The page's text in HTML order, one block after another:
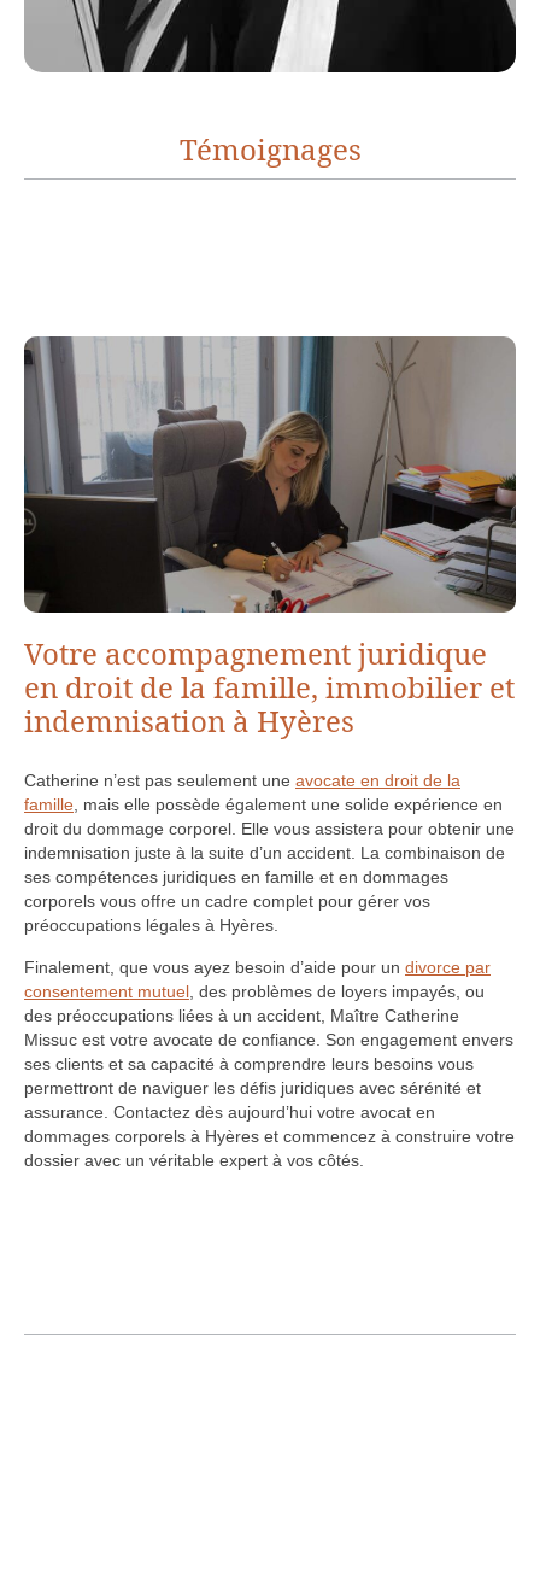
Témoignages
Votre accompagnement juridique
en droit de la famille, immobilier et
indemnisation à Hyères
Catherine n’est pas seulement une avocate en droit de la
famille, mais elle possède également une solide expérience en
droit du dommage corporel. Elle vous assistera pour obtenir une
indemnisation juste à la suite d’un accident. La combinaison de
ses compétences juridiques en famille et en dommages
corporels vous offre un cadre complet pour gérer vos
préoccupations légales à Hyères.
Finalement, que vous ayez besoin d’aide pour un divorce par
consentement mutuel , des problèmes de loyers impayés, ou
des préoccupations liées à un accident, Maître Catherine
Missuc est votre avocate de confiance. Son engagement envers
ses clients et sa capacité à comprendre leurs besoins vous
permettront de naviguer les défis juridiques avec sérénité et
assurance. Contactez dès aujourd’hui votre avocat en
dommages corporels à Hyères et commencez à construire votre
dossier avec un véritable expert à vos côtés.